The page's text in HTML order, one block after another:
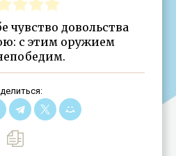
чувство довольства
с этим оружием